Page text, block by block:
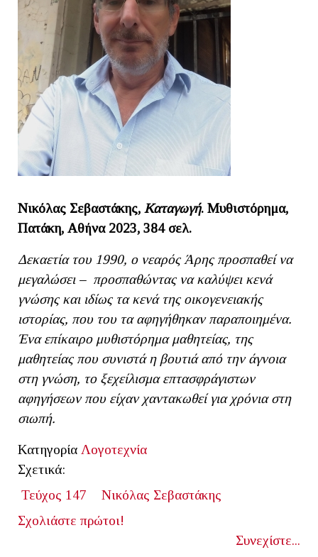
Νικόλας Σεβαστάκης, Καταγωγή. Μυθιστόρημα,
Πατάκη, Αθήνα 2023, 384 σελ.
Δεκαετία του 1990, ο νεαρός Άρης προσπαθεί να
μεγαλώσει – προσπαθώντας να καλύψει κενά
γνώσης και ιδίως τα κενά της οικογενειακής
ιστορίας, που του τα αφηγήθηκαν παραποιημένα.
Ένα επίκαιρο μυθιστόρημα μαθητείας, της
μαθητείας που συνιστά η βουτιά από την άγνοια
στη γνώση, το ξεχείλισμα επτασφράγιστων
αφηγήσεων που είχαν χαντακωθεί για χρόνια στη
σιωπή.
Κατηγορία Λογοτεχνία
Σχετικά:
Τεύχος 147
Νικόλας Σεβαστάκης
Σχολιάστε πρώτοι!
Συνεχίστε...